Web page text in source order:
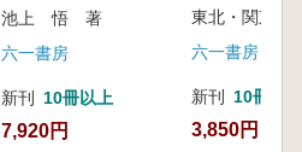
池上 悟 著
六一書房
新刊 10冊以上
7,920円
六一書房
新刊 10冊以上
3,850円